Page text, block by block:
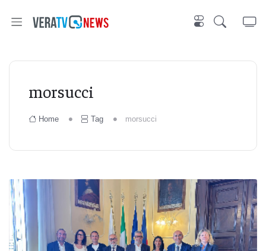
morsucci
Home Tag morsucci